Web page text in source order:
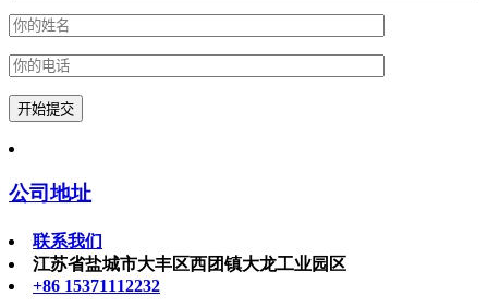
公司地址
联系我们
江苏省盐城市大丰区西团镇大龙工业园区
+86 15371112232